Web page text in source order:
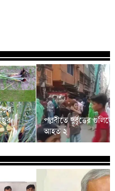
পল্লবীতে দুর্বৃত্তের
আহত ২